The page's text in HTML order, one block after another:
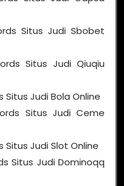
Situs Judi Sbobet
Situs Judi Qiuqiu
Situs Judi Bola Online
Situs Judi Ceme
Situs Judi Slot Online
Situs Judi Dominoqq